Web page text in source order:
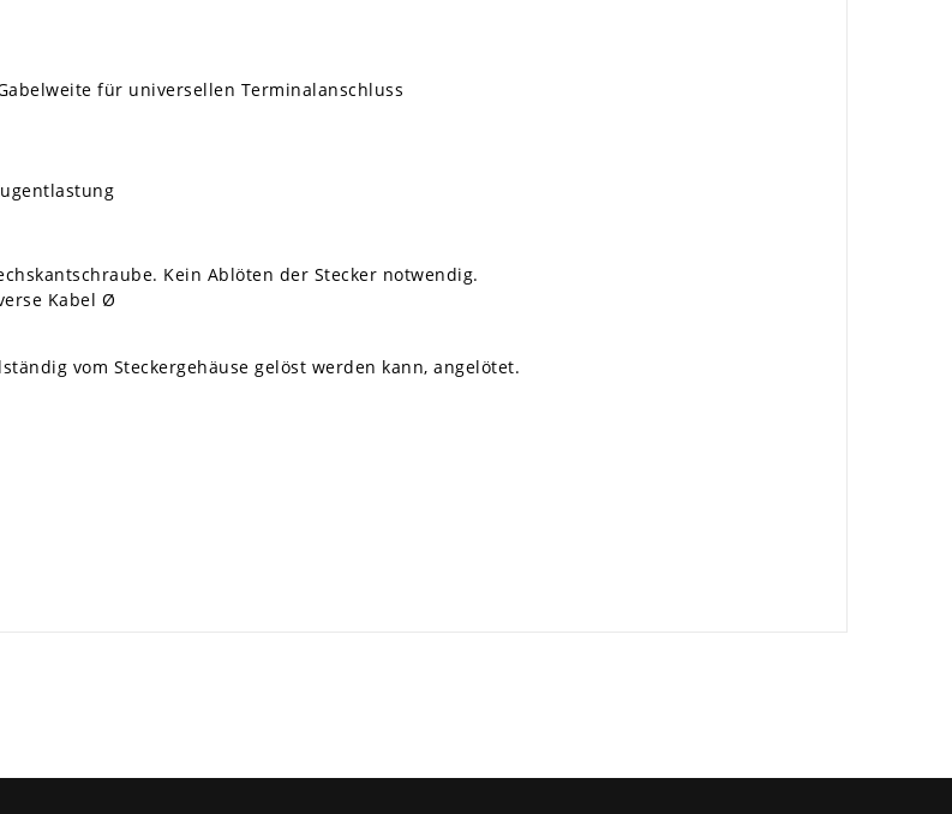
für universellen Terminalanschluss
Kein Ablöten der Stecker notwendig.
Kabel Ø
vom Steckergehäuse gelöst werden kann, angelötet.